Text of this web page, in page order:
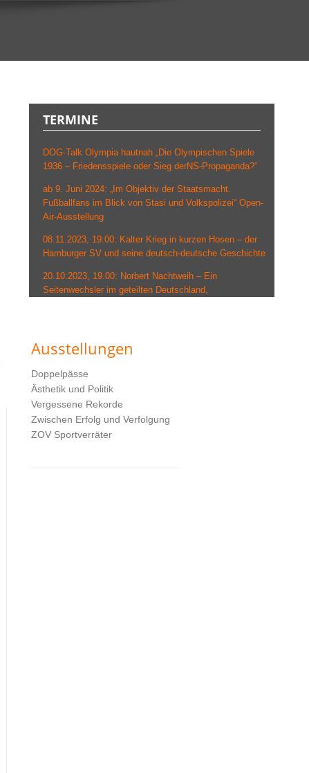
Ausstellungen
Doppelpässe
Ästhetik und Politik
Vergessene Rekorde
Zwischen Erfolg und Verfolgung
ZOV Sportverräter
TERMINE
DOG-Talk Olympia hautnah „Die Olympischen Spiele
1936 – Friedensspiele oder Sieg derNS-Propaganda?“
ab 9. Juni 2024: „Im Objektiv der Staatsmacht.
Fußballfans im Blick von Stasi und Volkspolizei“ Open-
Air-Ausstellung
08.11.2023, 19.00: Kalter Krieg in kurzen Hosen – der
Hamburger SV und seine deutsch-deutsche Geschichte
20.10.2023, 19.00: Norbert Nachtweih – Ein
Seitenwechsler im geteilten Deutschland,